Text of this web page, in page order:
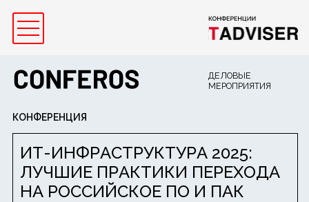
ДЕЛОВЫЕ
МЕРОПРИЯТИЯ
ИТ-ИНФРАСТРУКТУРА 2025:
ЛУЧШИЕ ПРАКТИКИ ПЕРЕХОДА
НА РОССИЙСКОЕ ПО И ПАК
КОНФЕРЕНЦИЯ